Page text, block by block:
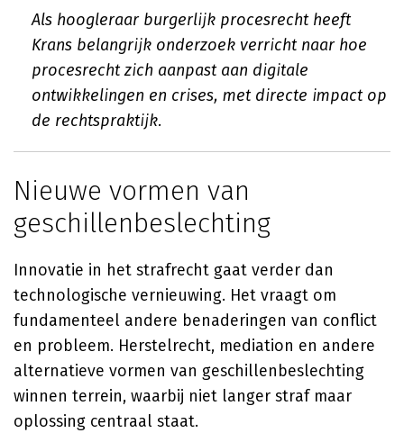
Als hoogleraar burgerlijk procesrecht heeft
Krans belangrijk onderzoek verricht naar hoe
procesrecht zich aanpast aan digitale
ontwikkelingen en crises, met directe impact op
de rechtspraktijk.
Nieuwe vormen van
geschillenbeslechting
Innovatie in het strafrecht gaat verder dan
technologische vernieuwing. Het vraagt om
fundamenteel andere benaderingen van conflict
en probleem. Herstelrecht, mediation en andere
alternatieve vormen van geschillenbeslechting
winnen terrein, waarbij niet langer straf maar
oplossing centraal staat.